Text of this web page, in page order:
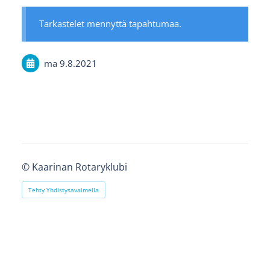
Tarkastelet mennyttä tapahtumaa.
ma 9.8.2021
© Kaarinan Rotaryklubi
Tehty Yhdistysavaimella